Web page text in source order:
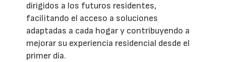
dirigidos a los futuros residentes,
facilitando el acceso a soluciones
adaptadas a cada hogar y contribuyendo a
mejorar su experiencia residencial desde el
primer día.